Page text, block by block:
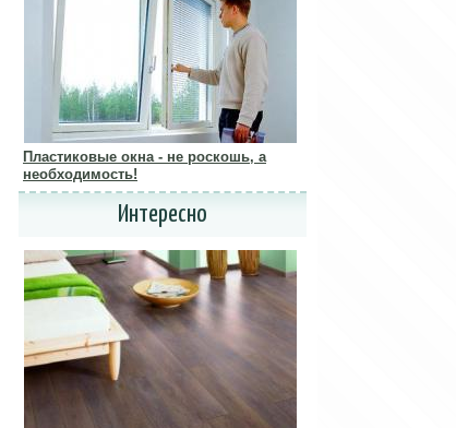
Пластиковые окна - не роскошь, а
необходимость!
Интересно